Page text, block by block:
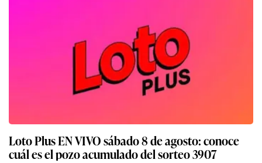
Loto Plus EN VIVO sábado 8 de agosto: conoce
cuál es el pozo acumulado del sorteo 3907